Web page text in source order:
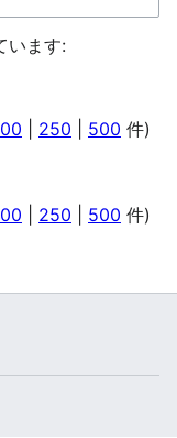
います:
250 500 件)
250 500 件)